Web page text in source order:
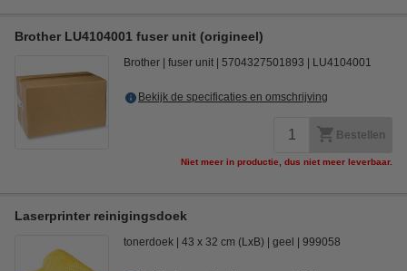
Brother LU4104001 fuser unit (origineel)
Brother fuser unit 5704327501893 LU4104001
Bekijk de specificaties en omschrijving
Bestellen
Niet meer in productie, dus niet meer leverbaar.
Laserprinter reinigingsdoek
tonerdoek 43 x 32 cm (LxB) geel 999058